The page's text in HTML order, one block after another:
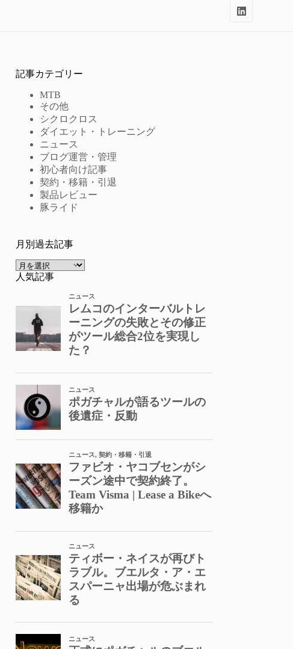
記事カテゴリー
MTB
その他
シクロクロス
ダイエット・トレーニング
ニュース
ブログ運営・管理
初心者向け記事
契約・移籍・引退
製品レビュー
豚ライド
月別過去記事
ア
ー
人気記事